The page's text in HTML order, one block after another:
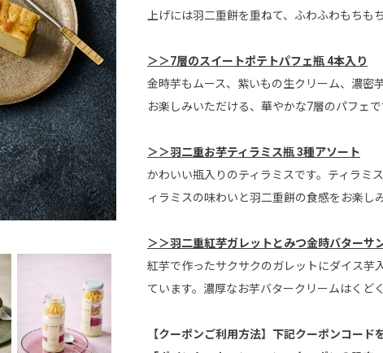
芋金チーズてりーぬ 6カット
上げには羽二重餅を重ねて、ふわふわもち
＞＞7層のスイートポテトパフェ瓶 4本入り
金時芋もムース、紫いもの生クリーム、濃密
お楽しみいただける、華やかな7層のパフェ
＞＞羽二重お芋ティラミス瓶 3種アソート
かわいい瓶入りのティラミスです。ティラミ
ィラミスの味わいと羽二重餅の食感をお楽し
＞＞羽二重紅芋ガレットとみつ金時バターサ
紅芋で作ったサクサクのガレットにダイス芋
ています。濃厚なお芋バタークリームはくど
【クーポンご利用方法】下記クーポンコー